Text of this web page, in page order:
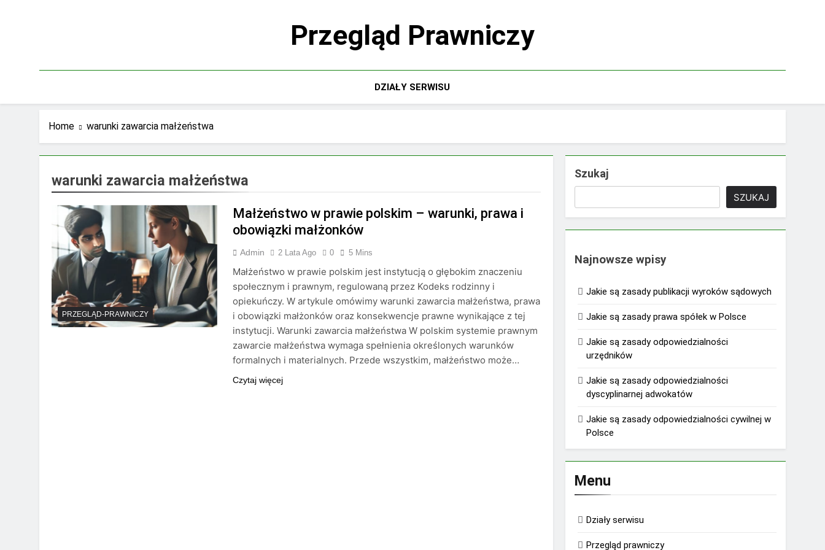
Przegląd Prawniczy
DZIAŁY SERWISU
Home warunki zawarcia małżeństwa
warunki zawarcia małżeństwa
PRZEGLĄD-PRAWNICZY
Małżeństwo w prawie polskim – warunki, prawa i
obowiązki małżonków
Admin 2 Lata Ago 0 5 Mins
Małżeństwo w prawie polskim jest instytucją o głębokim znaczeniu
społecznym i prawnym, regulowaną przez Kodeks rodzinny i
opiekuńczy. W artykule omówimy warunki zawarcia małżeństwa, prawa
i obowiązki małżonków oraz konsekwencje prawne wynikające z tej
instytucji. Warunki zawarcia małżeństwa W polskim systemie prawnym
zawarcie małżeństwa wymaga spełnienia określonych warunków
formalnych i materialnych. Przede wszystkim, małżeństwo może…
Czytaj więcej
Szukaj
SZUKAJ
Najnowsze wpisy
Jakie są zasady publikacji wyroków sądowych
Jakie są zasady prawa spółek w Polsce
Jakie są zasady odpowiedzialności
urzędników
Jakie są zasady odpowiedzialności
dyscyplinarnej adwokatów
Jakie są zasady odpowiedzialności cywilnej w
Polsce
Menu
Działy serwisu
Przegląd prawniczy